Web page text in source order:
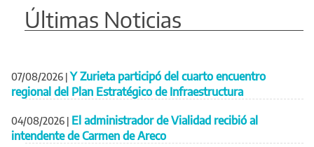
Últimas Noticias
07/08/2026 | Y Zurieta participó del cuarto encuentro
regional del Plan Estratégico de Infraestructura
04/08/2026 | El administrador de Vialidad recibió al
intendente de Carmen de Areco